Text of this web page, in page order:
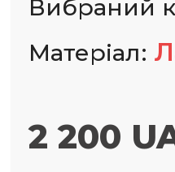
Вибраний
Матеріал
2 200